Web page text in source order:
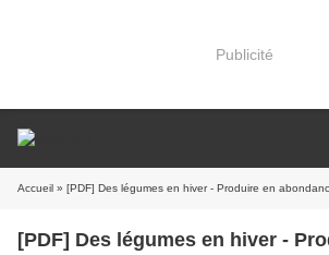
Publicité
Accueil » [PDF] Des légumes en hiver - Produire en abondance,
[PDF] Des légumes en hiver - Produire en